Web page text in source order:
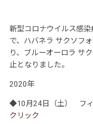
新型コロナウイルス感
で、ハバネラ サクソフ
り、ブルーオーロラ サ
止となりました。
2020年
◆10月24日（土） フ
クリック